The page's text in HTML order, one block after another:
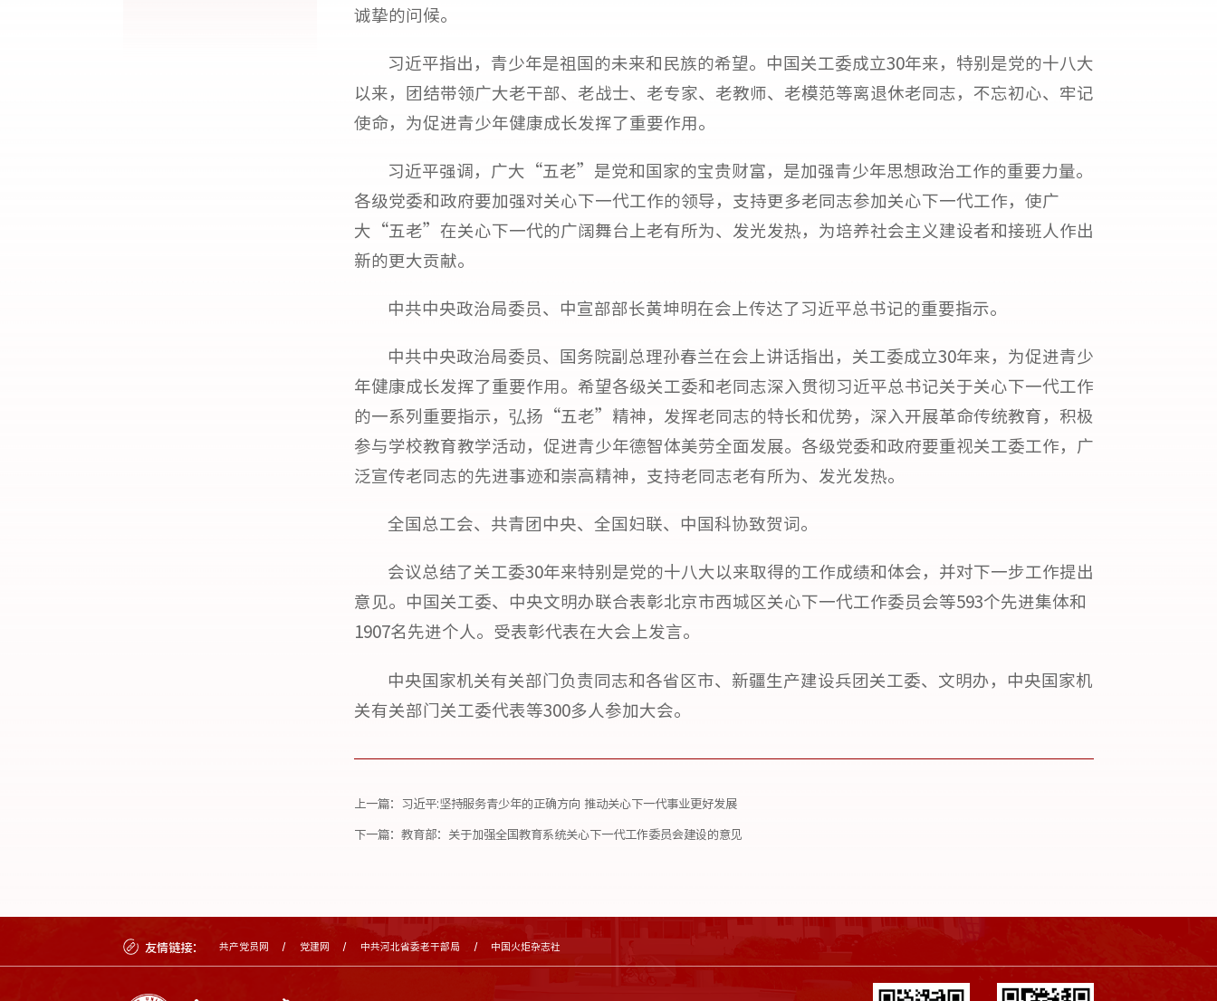
诚挚的问候。
习近平指出，青少年是祖国的未来和民族的希望。中国关工委成立30年来，特别是党的十八大
以来，团结带领广大老干部、老战士、老专家、老教师、老模范等离退休老同志，不忘初心、牢记
使命，为促进青少年健康成长发挥了重要作用。
习近平强调，广大“五老”是党和国家的宝贵财富，是加强青少年思想政治工作的重要力量。
各级党委和政府要加强对关心下一代工作的领导，支持更多老同志参加关心下一代工作，使广
大“五老”在关心下一代的广阔舞台上老有所为、发光发热，为培养社会主义建设者和接班人作出
新的更大贡献。
中共中央政治局委员、中宣部部长黄坤明在会上传达了习近平总书记的重要指示。
中共中央政治局委员、国务院副总理孙春兰在会上讲话指出，关工委成立30年来，为促进青少
年健康成长发挥了重要作用。希望各级关工委和老同志深入贯彻习近平总书记关于关心下一代工作
的一系列重要指示，弘扬“五老”精神，发挥老同志的特长和优势，深入开展革命传统教育，积极
参与学校教育教学活动，促进青少年德智体美劳全面发展。各级党委和政府要重视关工委工作，广
泛宣传老同志的先进事迹和崇高精神，支持老同志老有所为、发光发热。
全国总工会、共青团中央、全国妇联、中国科协致贺词。
会议总结了关工委30年来特别是党的十八大以来取得的工作成绩和体会，并对下一步工作提出
意见。中国关工委、中央文明办联合表彰北京市西城区关心下一代工作委员会等593个先进集体和
1907名先进个人。受表彰代表在大会上发言。
中央国家机关有关部门负责同志和各省区市、新疆生产建设兵团关工委、文明办，中央国家机
关有关部门关工委代表等300多人参加大会。
上一篇： 习近平:坚持服务青少年的正确方向 推动关心下一代事业更好发展
下一篇： 教育部：关于加强全国教育系统关心下一代工作委员会建设的意见
友情链接： 共产党员网 党建网 中共河北省委老干部局 中国火炬杂志社